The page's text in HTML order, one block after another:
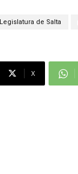
Legislatura de Salta
X